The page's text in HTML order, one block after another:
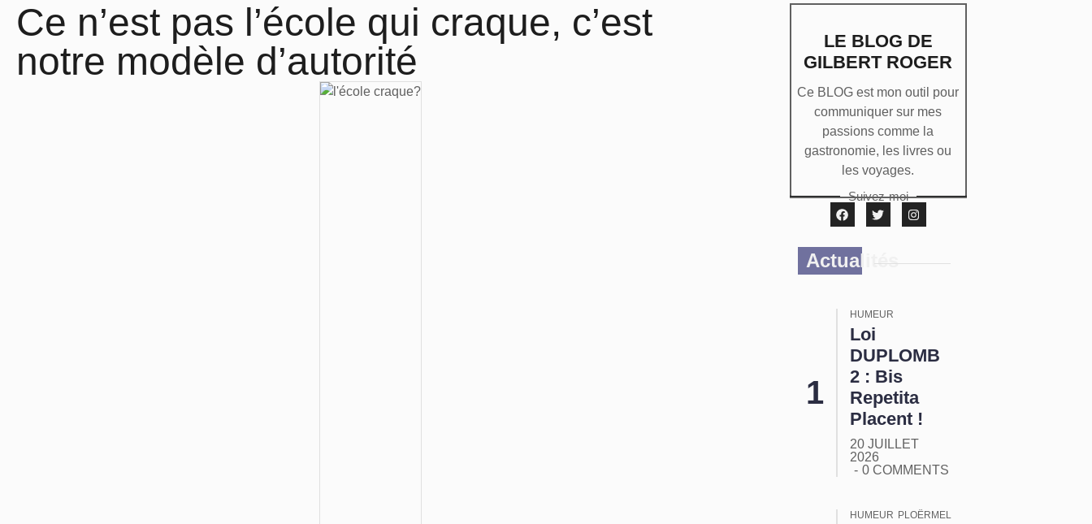
Ce n’est pas l’école qui craque, c’est
notre modèle d’autorité
LE BLOG DE
GILBERT ROGER
Ce BLOG est mon outil pour
communiquer sur mes
passions comme la
gastronomie, les livres ou
les voyages.
Suivez-moi
Actualités
HUMEUR
Loi
DUPLOMB
2 : Bis
Repetita
Placent !
20 JUILLET
2026
0 COMMENTS
HUMEUR PLOËRMEL